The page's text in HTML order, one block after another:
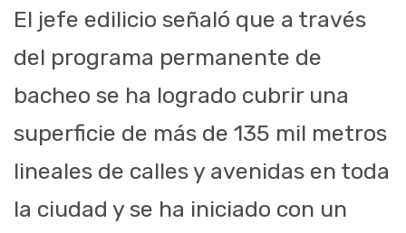
El jefe edilicio señaló que a través
del programa permanente de
bacheo se ha logrado cubrir una
superficie de más de 135 mil metros
lineales de calles y avenidas en toda
la ciudad y se ha iniciado con un